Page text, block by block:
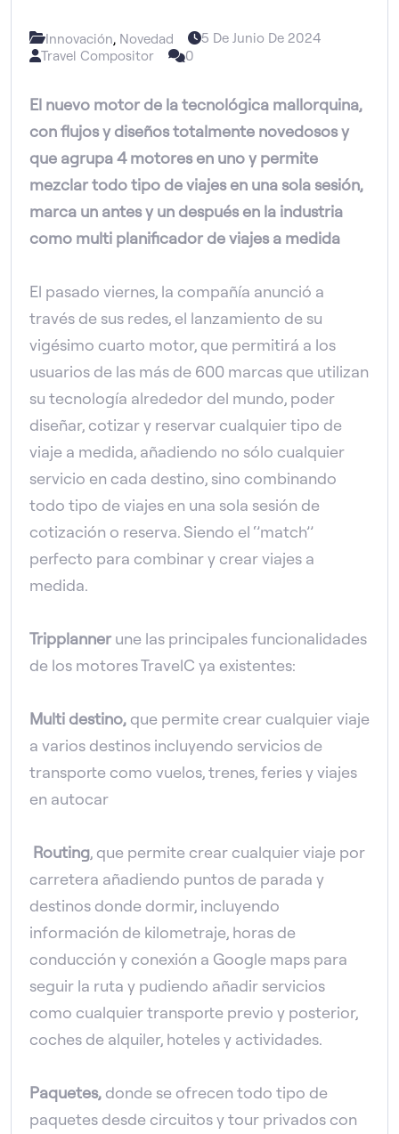
Innovación, Novedad
5 De Junio De 2024
Travel Compositor
0
El nuevo motor de la tecnológica mallorquina,
con flujos y diseños totalmente novedosos y
que agrupa 4 motores en uno y permite
mezclar todo tipo de viajes en una sola sesión,
marca un antes y un después en la industria
como multi planificador de viajes a medida
El pasado viernes, la compañía anunció a
través de sus redes, el lanzamiento de su
vigésimo cuarto motor, que permitirá a los
usuarios de las más de 600 marcas que utilizan
su tecnología alrededor del mundo, poder
diseñar, cotizar y reservar cualquier tipo de
viaje a medida, añadiendo no sólo cualquier
servicio en cada destino, sino combinando
todo tipo de viajes en una sola sesión de
cotización o reserva. Siendo el ‘’match’’
perfecto para combinar y crear viajes a
medida.
Tripplanner une las principales funcionalidades
de los motores TravelC ya existentes:
Multi destino, que permite crear cualquier viaje
a varios destinos incluyendo servicios de
transporte como vuelos, trenes, feries y viajes
en autocar
Routing, que permite crear cualquier viaje por
carretera añadiendo puntos de parada y
destinos donde dormir, incluyendo
información de kilometraje, horas de
conducción y conexión a Google maps para
seguir la ruta y pudiendo añadir servicios
como cualquier transporte previo y posterior,
coches de alquiler, hoteles y actividades.
Paquetes, donde se ofrecen todo tipo de
paquetes desde circuitos y tour privados con